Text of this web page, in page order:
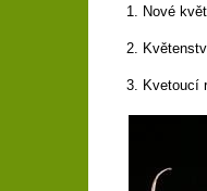
1. Nové
2.
3. Kvetoucí